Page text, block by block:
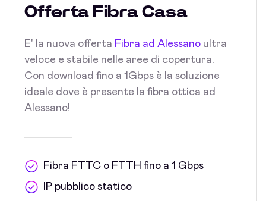
Offerta Fibra Casa
E' la nuova offerta Fibra ad Alessano ultra
veloce e stabile nelle aree di copertura.
Con download fino a 1Gbps è la soluzione
ideale dove è presente la fibra ottica ad
Alessano!
Fibra FTTC o FTTH fino a 1 Gbps
IP pubblico statico